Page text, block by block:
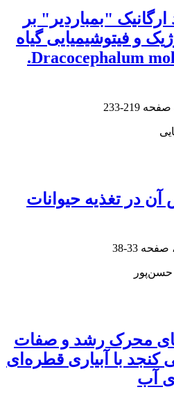
"بمباردیر" بر
و فیتوشیمیایی گیاه
بادرشبو ((Dracocephalum moldavica L.
219-233
در تغذیه حیوانات
33-38
حسن‌پور
محرک رشد و صفات
کنجد با آبیاری قطره‌ای
آب